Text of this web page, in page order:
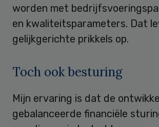
worden met
en kwaliteitsparameters. Dat
gelijkgerichte prikkels op.
Toch ook besturing
Mijn ervaring is dat de
gebalanceerde financiële